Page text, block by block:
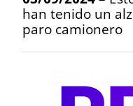
han tenido un
paro camionero